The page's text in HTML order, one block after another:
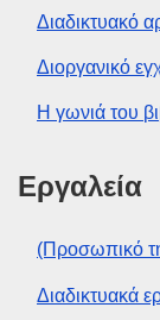
Διαδικτυακό
Διοργανικό
Η γωνιά του
Εργαλεία
(Προσωπικό
Διαδικτυακά